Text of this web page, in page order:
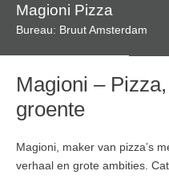
Magioni Pizza
Bureau: Bruut Amsterdam
Magioni –
groente
Magioni, maker van pizza’s
verhaal en grote ambities.